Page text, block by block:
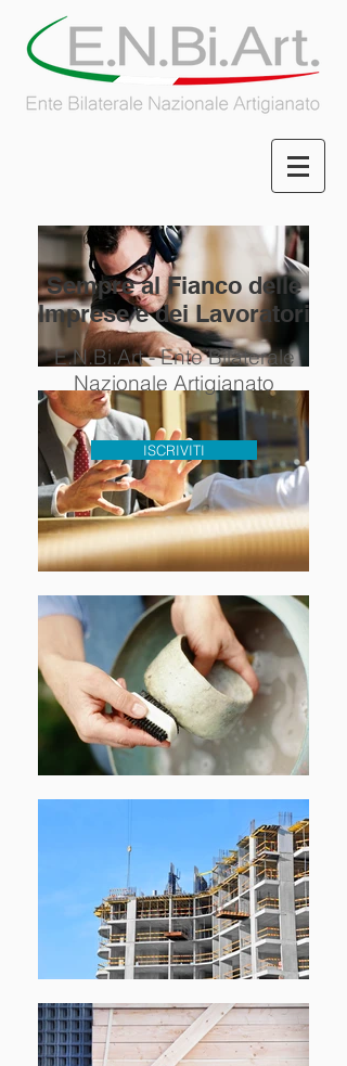
Sempre al Fianco delle
Imprese e dei Lavoratori
E.N.Bi.Art - Ente Bilaterale
Nazionale Artigianato
ISCRIVITI